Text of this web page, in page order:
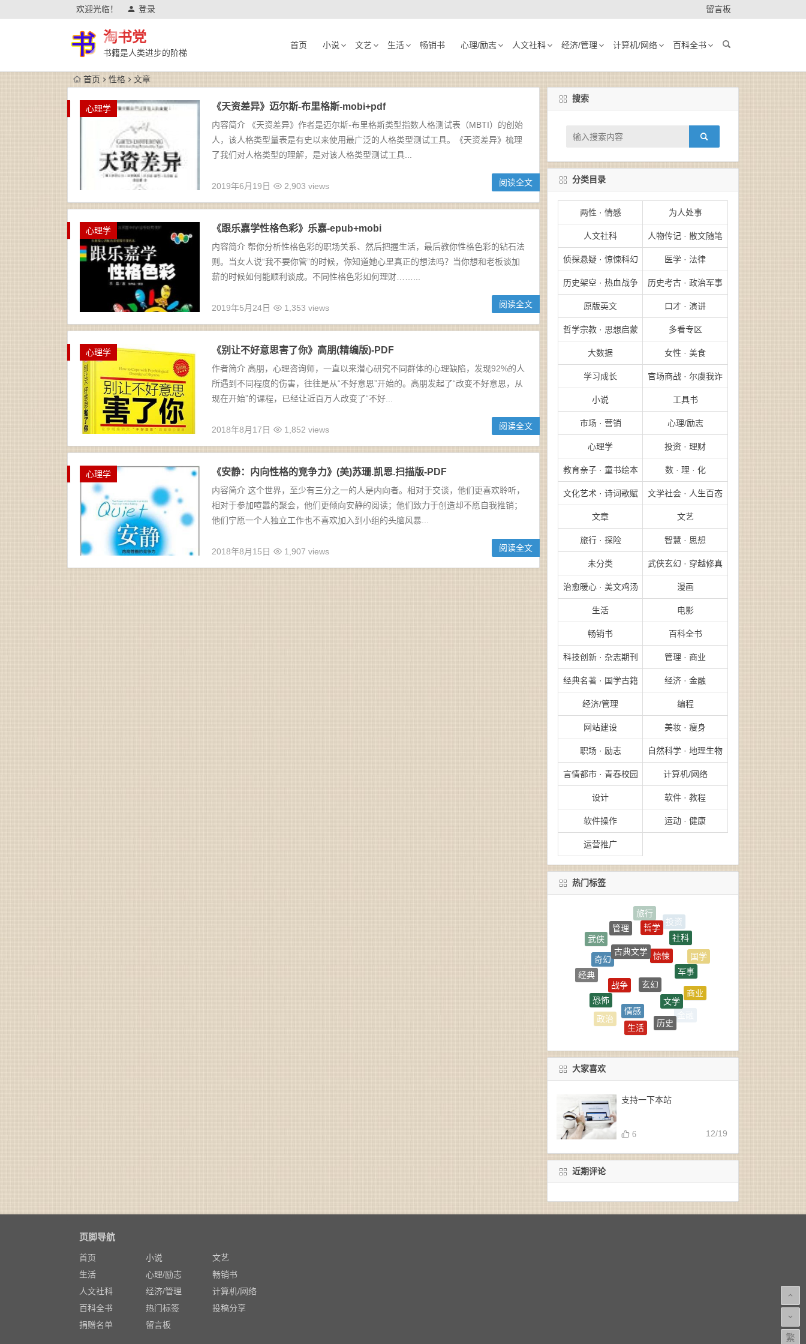
欢迎光临！ 登录 留言板
淘书党
书籍是人类进步的阶梯
首页 小说 文艺 生活 畅销书 心理/励志 人文社科 经济/管理 计算机/网络 百科全书
首页 性格 文章
心理学 《天资差异》迈尔斯-布里格斯-mobi+pdf
内容简介 《天资差异》作者是迈尔斯-布里格斯类型指数人格测试表（MBTI）的创始
人，该人格类型量表是有史以来使用最广泛的人格类型测试工具。《天资差异》梳理
了我们对人格类型的理解，是对该人格类型测试工具...
2019年6月19日 2,903 views 阅读全文
心理学 《跟乐嘉学性格色彩》乐嘉-epub+mobi
内容简介 帮你分析性格色彩的职场关系、然后把握生活，最后教你性格色彩的钻石法
则。当女人说“我不要你管”的时候，你知道她心里真正的想法吗？当你想和老板谈加
薪的时候如何能顺利谈成。不同性格色彩如何理财……...
2019年5月24日 1,353 views 阅读全文
心理学 《别让不好意思害了你》高朋(精编版)-PDF
作者简介 高朋，心理咨询师，一直以来潜心研究不同群体的心理缺陷，发现92%的人
所遇到不同程度的伤害，往往是从“不好意思”开始的。高朋发起了“改变不好意思，从
现在开始”的课程，已经让近百万人改变了“不好...
2018年8月17日 1,852 views 阅读全文
心理学 《安静：内向性格的竞争力》(美)苏珊.凯恩.扫描版-PDF
内容简介 这个世界，至少有三分之一的人是内向者。相对于交谈，他们更喜欢聆听，
相对于参加喧嚣的聚会，他们更倾向安静的阅读；他们致力于创造却不愿自我推销；
他们宁愿一个人独立工作也不喜欢加入到小组的头脑风暴...
2018年8月15日 1,907 views 阅读全文
搜索
分类目录
两性 · 情感 为人处事
人文社科 人物传记 · 散文随笔
侦探悬疑 · 惊悚科幻 医学 · 法律
历史架空 · 热血战争 历史考古 · 政治军事
原版英文 口才 · 演讲
哲学宗教 · 思想启蒙 多看专区
大数据 女性 · 美食
学习成长 官场商战 · 尔虞我诈
小说 工具书
市场 · 营销 心理/励志
心理学 投资 · 理财
教育亲子 · 童书绘本 数 · 理 · 化
文化艺术 · 诗词歌赋 文学社会 · 人生百态
文章 文艺
旅行 · 探险 智慧 · 思想
未分类 武侠玄幻 · 穿越修真
治愈暖心 · 美文鸡汤 漫画
生活 电影
畅销书 百科全书
科技创新 · 杂志期刊 管理 · 商业
经典名著 · 国学古籍 经济 · 金融
经济/管理 编程
网站建设 美妆 · 瘦身
职场 · 励志 自然科学 · 地理生物
言情都市 · 青春校园 计算机/网络
设计 软件 · 教程
软件操作 运动 · 健康
运营推广
热门标签
武侠
管理
哲学
社科
国学
学习
经典
奇幻
古典文学
军事
商业
人生
言情
政治
战争
生活
大家喜欢
支持一下本站
6 12/19
近期评论
页脚导航
首页 小说
文艺
生活
心理/励志
畅销书
人文社科
经济/管理
计算机/网络
百科全书
热门标签
投稿分享
捐赠名单
留言板
繁